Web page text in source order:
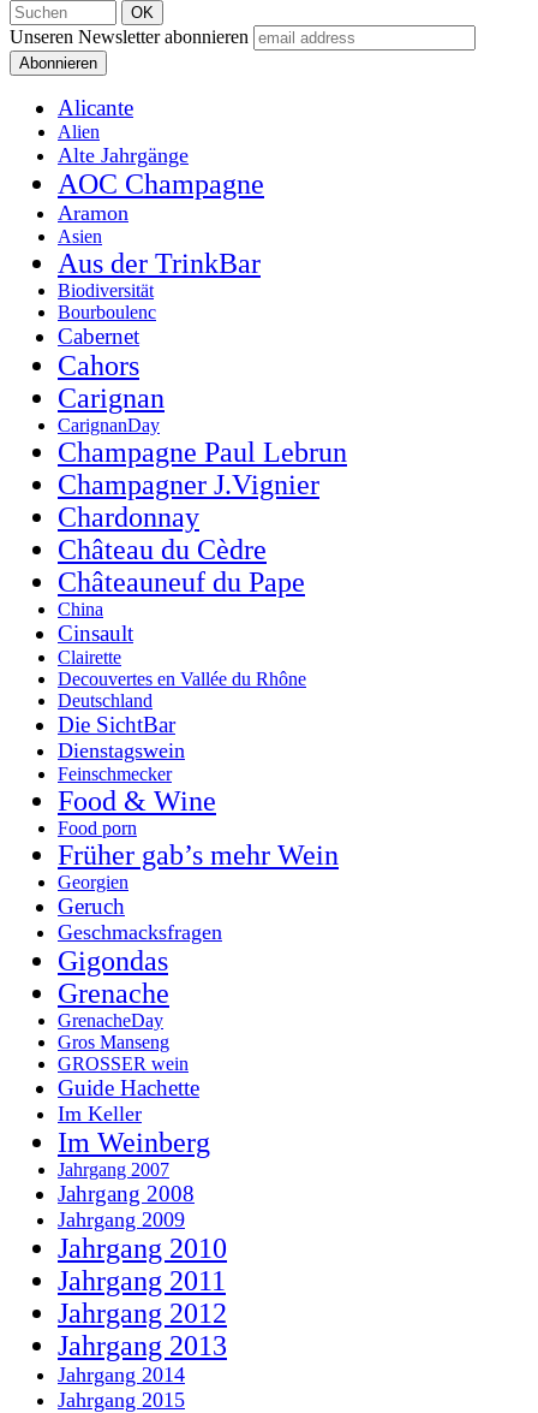
Unseren Newsletter abonnieren
Alicante
Alien
Alte Jahrgänge
AOC Champagne
Aramon
Asien
Aus der TrinkBar
Biodiversität
Bourboulenc
Cabernet
Cahors
Carignan
CarignanDay
Champagne Paul Lebrun
Champagner J.Vignier
Chardonnay
Château du Cèdre
Châteauneuf du Pape
China
Cinsault
Clairette
Decouvertes en Vallée du Rhône
Deutschland
Die SichtBar
Dienstagswein
Feinschmecker
Food & Wine
Food porn
Früher gab’s mehr Wein
Georgien
Geruch
Geschmacksfragen
Gigondas
Grenache
GrenacheDay
Gros Manseng
GROSSER wein
Guide Hachette
Im Keller
Im Weinberg
Jahrgang 2007
Jahrgang 2008
Jahrgang 2009
Jahrgang 2010
Jahrgang 2011
Jahrgang 2012
Jahrgang 2013
Jahrgang 2014
Jahrgang 2015